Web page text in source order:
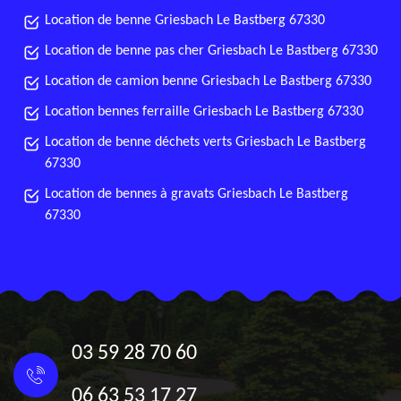
Location de benne Griesbach Le Bastberg 67330
Location de benne pas cher Griesbach Le Bastberg 67330
Location de camion benne Griesbach Le Bastberg 67330
Location bennes ferraille Griesbach Le Bastberg 67330
Location de benne déchets verts Griesbach Le Bastberg
67330
Location de bennes à gravats Griesbach Le Bastberg
67330
03 59 28 70 60
06 63 53 17 27